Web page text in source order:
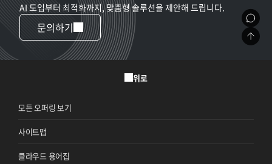
AI 도입부터 최적화까지, 맞춤형 솔루션을 제안해 드립니다.
문의하기
위로
모든 오퍼링 보기
사이트맵
클라우드 용어집